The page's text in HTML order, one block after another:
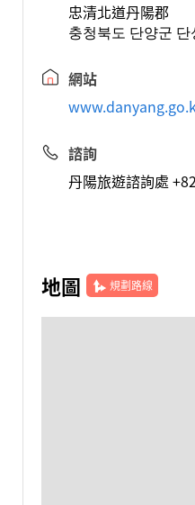
忠清北道丹陽郡
충청북도 단양군 단
網站
諮詢
丹陽旅遊諮詢處
地圖 規劃路線